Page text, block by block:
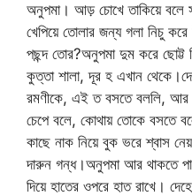
অনুপমা। আড় চোখে তাকিয়ে বলে
খেপিয়ে তোলার জন্য গলা নিচু
পছন্দ তোর?অনুপমা দুম করে ছোট্ট
কুত্তা শালা, দূর হ এখান
রমণীকে, এই ত বসতে বললি, আর
চেপে বলে, কোথায় তোকে বসতে
কাছে নাক নিয়ে বুক ভরে শ্বাস
দারুন গন্ধ।অনুপমা আর থাকতে
দিয়ে হাতের ওপরে হাত রাখে।